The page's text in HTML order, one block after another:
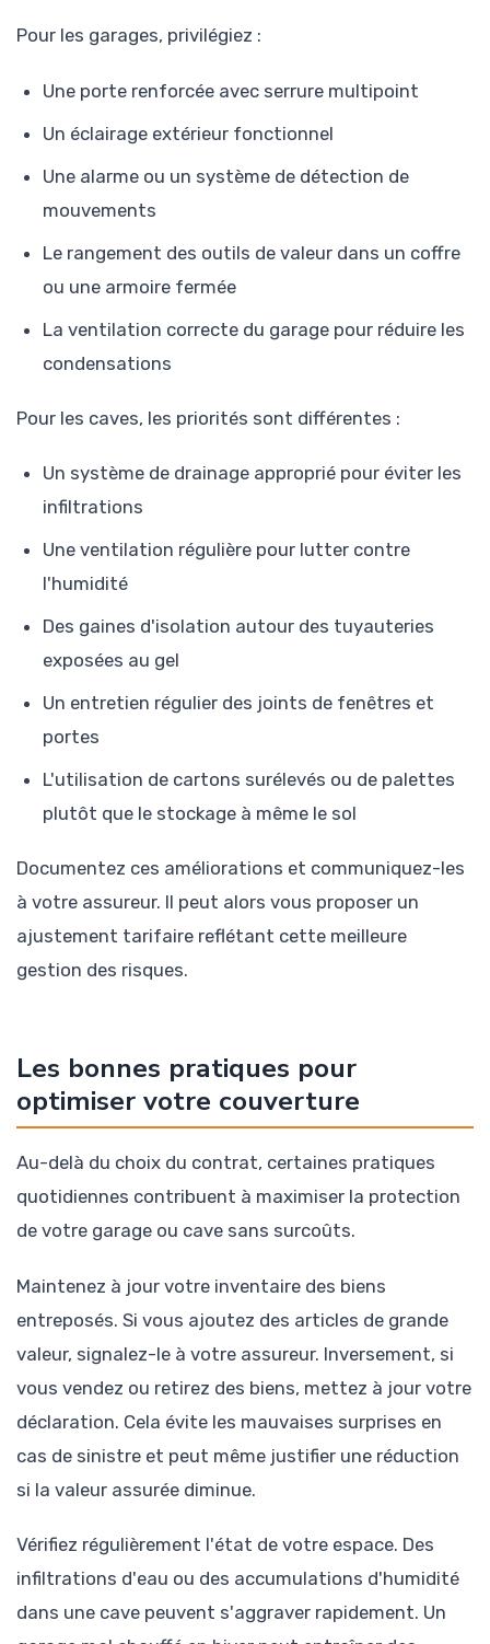
Pour les garages, privilégiez :
Une porte renforcée avec serrure multipoint
Un éclairage extérieur fonctionnel
Une alarme ou un système de détection de
mouvements
Le rangement des outils de valeur dans un coffre
ou une armoire fermée
La ventilation correcte du garage pour réduire les
condensations
Pour les caves, les priorités sont différentes :
Un système de drainage approprié pour éviter les
infiltrations
Une ventilation régulière pour lutter contre
l'humidité
Des gaines d'isolation autour des tuyauteries
exposées au gel
Un entretien régulier des joints de fenêtres et
portes
L'utilisation de cartons surélevés ou de palettes
plutôt que le stockage à même le sol
Documentez ces améliorations et communiquez-les
à votre assureur. Il peut alors vous proposer un
ajustement tarifaire reflétant cette meilleure
gestion des risques.
Les bonnes pratiques pour
optimiser votre couverture
Au-delà du choix du contrat, certaines pratiques
quotidiennes contribuent à maximiser la protection
de votre garage ou cave sans surcoûts.
Maintenez à jour votre inventaire des biens
entreposés. Si vous ajoutez des articles de grande
valeur, signalez-le à votre assureur. Inversement, si
vous vendez ou retirez des biens, mettez à jour votre
déclaration. Cela évite les mauvaises surprises en
cas de sinistre et peut même justifier une réduction
si la valeur assurée diminue.
Vérifiez régulièrement l'état de votre espace. Des
infiltrations d'eau ou des accumulations d'humidité
dans une cave peuvent s'aggraver rapidement. Un